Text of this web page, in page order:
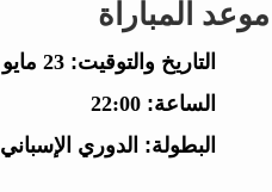
موعد المباراة
التاريخ والتوقيت: 23 مايو 2026
الساعة: 22:00
البطولة: الدوري الإسباني